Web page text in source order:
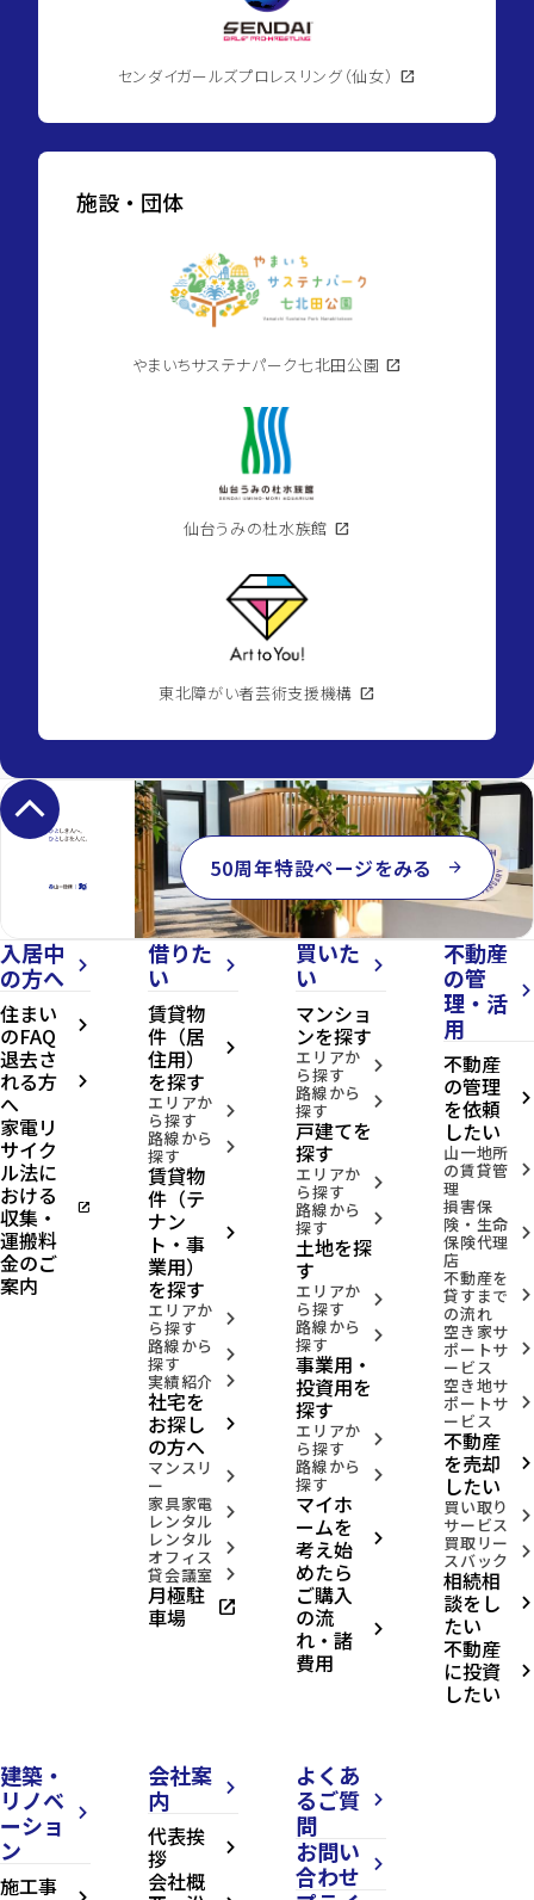
センダイガールズプロレスリング（仙女） open_in_new
施設・団体
やまいちサステナパーク七北田公園 open_in_new
仙台うみの杜水族館 open_in_new
東北障がい者芸術支援機構 open_in_new
keyboard_arrow_up
50周年特設ページをみる arrow_forward
入居中
の方へ
arrow_forward_ios
住まい
のFAQ arrow_forward_ios
退去さ
れる方
へ
arrow_forward_ios
家電リ
サイク
ル法に
おける
収集・
運搬料
金のご
案内
open_in_new
借りた
い
arrow_forward_ios
賃貸物
件（居
住用）
を探す
arrow_forward_ios
エリアか
ら探す arrow_forward_ios
路線から
探す arrow_forward_ios
賃貸物
件（テ
ナン
ト・事
業用）
を探す
arrow_forward_ios
エリアか
ら探す arrow_forward_ios
路線から
探す arrow_forward_ios
実績紹介 arrow_forward_ios
社宅を
お探し
の方へ
arrow_forward_ios
マンスリ
ー arrow_forward_ios
家具家電
レンタル arrow_forward_ios
レンタル
オフィス arrow_forward_ios
貸会議室 arrow_forward_ios
月極駐
車場 open_in_new
買いた
い
arrow_forward_ios
マンショ
ンを探す
エリアか
ら探す arrow_forward_ios
路線から
探す arrow_forward_ios
戸建てを
探す
エリアか
ら探す arrow_forward_ios
路線から
探す arrow_forward_ios
土地を探
す
エリアか
ら探す arrow_forward_ios
路線から
探す arrow_forward_ios
事業用・
投資用を
探す
エリアか
ら探す arrow_forward_ios
路線から
探す arrow_forward_ios
マイホ
ームを
考え始
めたら
arrow_forward_ios
ご購入
の流
れ・諸
費用
arrow_forward_ios
不動産
の管
理・活
用
arrow_forward_ios
不動産
の管理
を依頼
したい
arrow_forward_ios
山一地所
の賃貸管
理
arrow_forward_ios
損害保
険・生命
保険代理
店
arrow_forward_ios
不動産を
貸すまで
の流れ
arrow_forward_ios
空き家サ
ポートサ
ービス
arrow_forward_ios
空き地サ
ポートサ
ービス
arrow_forward_ios
不動産
を売却
したい
arrow_forward_ios
買い取り
サービス arrow_forward_ios
買取リー
スバック arrow_forward_ios
相続相
談をし
たい
arrow_forward_ios
不動産
に投資
したい
arrow_forward_ios
建築・
リノベ
ーショ
ン
arrow_forward_ios
施工事
会社案
内
arrow_forward_ios
代表挨
拶 arrow_forward_ios
会社概
よくあ
るご質
問
arrow_forward_ios
お問い
合わせ
arrow_forward_ios